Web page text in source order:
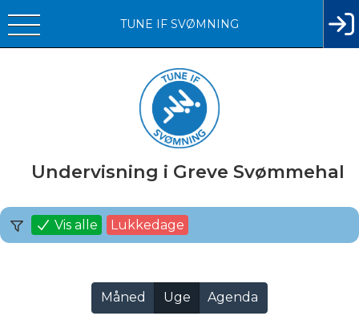
Undervisning i Greve Svømmehal
TUNE IF SVØMNING
Vis alle Lukkedage
Måned Uge Agenda